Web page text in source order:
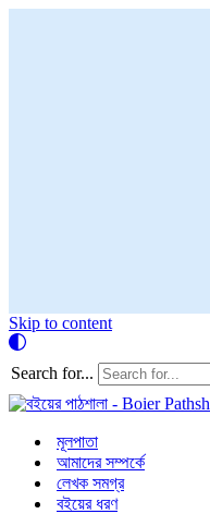
Skip to content
Search for...
মূলপাতা
আমাদের সম্পর্কে
লেখক সমগ্র
বইয়ের ধরণ